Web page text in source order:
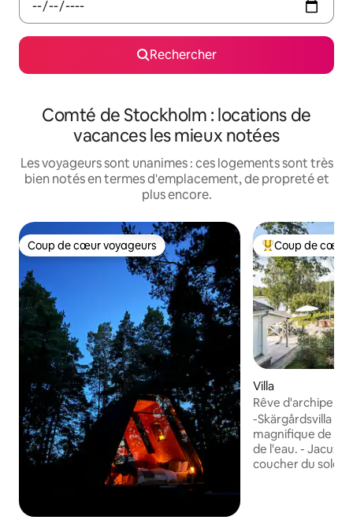
Rechercher
Comté de Stockholm : locations de
vacances les mieux notées
Les voyageurs sont unanimes : ces logements sont très
bien notés en termes d'emplacement, de propreté et
plus encore.
Coup de cœur voyageurs
Coup de cœur voyageurs Coups de cœur
Coup de cœur
Villa
Rêve d'archipel
lac, jacuzzi et
-Skärgårdsvilla
magnifique de
de l'eau. -
coucher du soleil,